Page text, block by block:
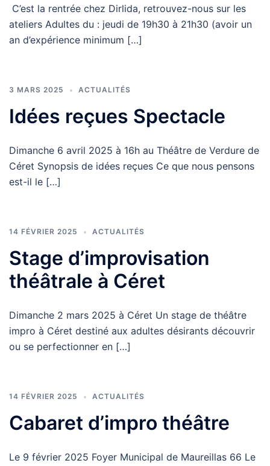
C’est la rentrée chez Dirlida, retrouvez-nous sur les
ateliers Adultes du : jeudi de 19h30 à 21h30 (avoir un
an d’expérience minimum […]
3 MARS 2025 ACTUALITÉS
Idées reçues Spectacle
Dimanche 6 avril 2025 à 16h au Théâtre de Verdure de
Céret Synopsis de idées reçues Ce que nous pensons
est-il le […]
14 FÉVRIER 2025 ACTUALITÉS
Stage d’improvisation
théâtrale à Céret
Dimanche 2 mars 2025 à Céret Un stage de théâtre
impro à Céret destiné aux adultes désirants découvrir
ou se perfectionner en […]
14 FÉVRIER 2025 ACTUALITÉS
Cabaret d’impro théâtre
Le 9 février 2025 Foyer Municipal de Maureillas 66 Le